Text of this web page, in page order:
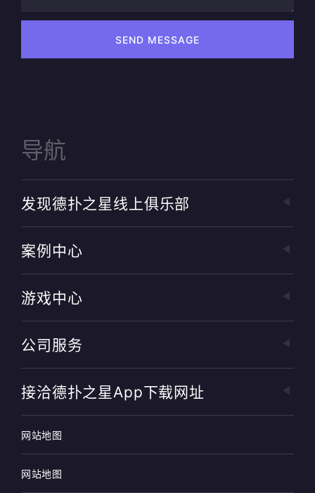
SEND MESSAGE
导航
发现德扑之星线上俱乐部
案例中心
游戏中心
公司服务
接洽德扑之星app下载网址
网站地图
网站地图